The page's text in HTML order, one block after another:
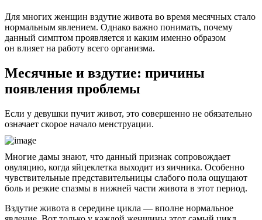
Для многих женщин вздутие живота во время месячных стало
нормальным явлением. Однако важно понимать, почему
данный симптом проявляется и каким именно образом
он влияет на работу всего организма.
Месячные и вздутие: причины
появления проблемы
Если у девушки пучит живот, это совершенно не обязательно
означает скорое начало менструации.
Многие дамы знают, что данный признак сопровождает
овуляцию, когда яйцеклетка выходит из яичника. Особенно
чувствительные представительницы слабого пола ощущают
боль и резкие спазмы в нижней части живота в этот период.
Вздутие живота в середине цикла — вполне нормальное